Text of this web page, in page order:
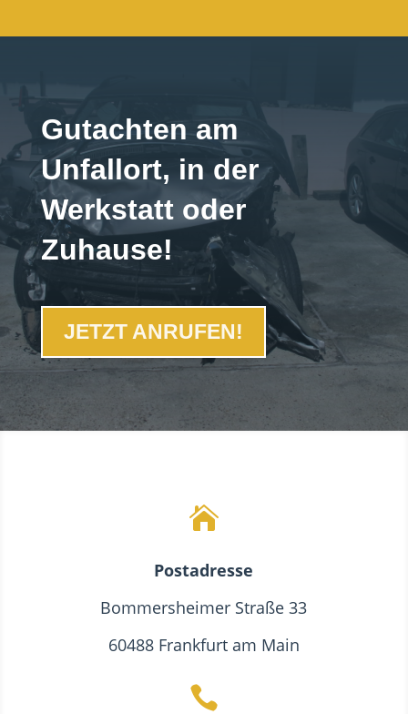
Gutachten am
Unfallort, in der
Werkstatt oder
Zuhause!
JETZT ANRUFEN!

Postadresse
Bommersheimer Straße 33
60488 Frankfurt am Main
